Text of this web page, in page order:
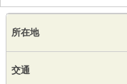
所在地
交通